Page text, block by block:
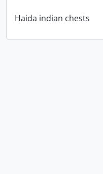
Haida indian chests